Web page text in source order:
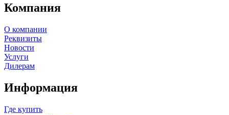
Компания
О компании
Реквизиты
Новости
Услуги
Дилерам
Информация
Где купить